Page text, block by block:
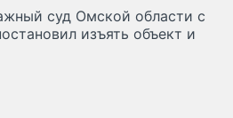
суд Омской области с
изъять объект и